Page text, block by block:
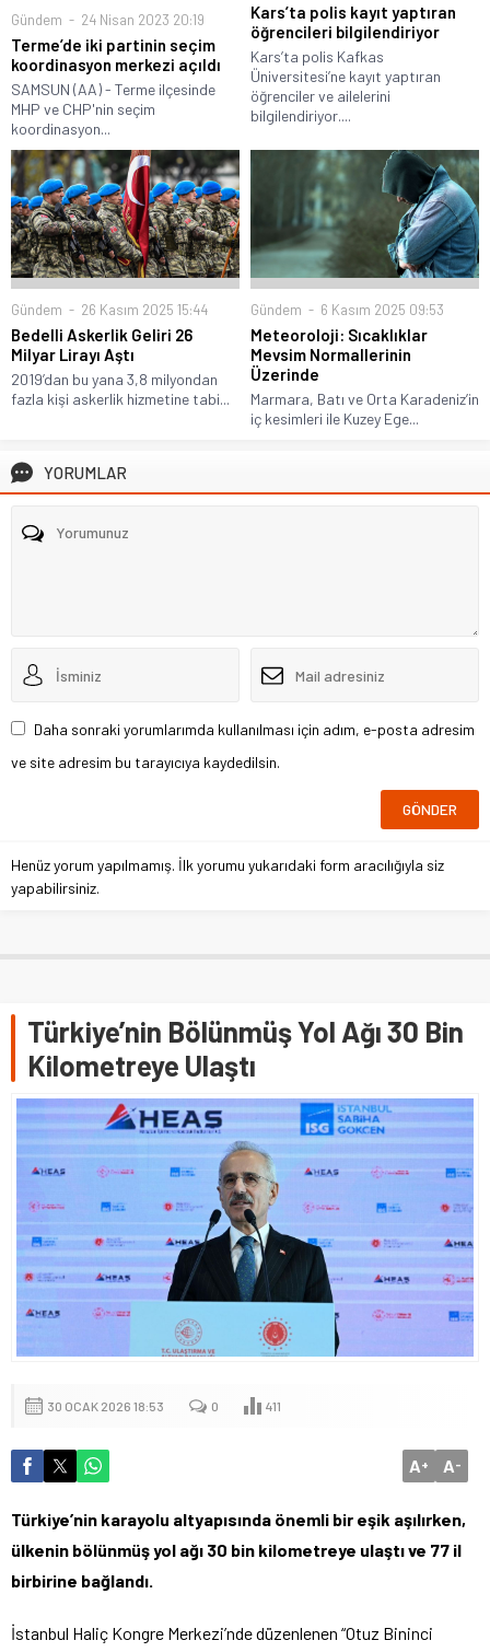
Gündem 24 Nisan 2023 20:19
Terme’de iki partinin seçim
koordinasyon merkezi açıldı
SAMSUN (AA) - Terme ilçesinde
MHP ve CHP'nin seçim
koordinasyon...
Kars’ta polis kayıt yaptıran
öğrencileri bilgilendiriyor
Kars’ta polis Kafkas
Üniversitesi’ne kayıt yaptıran
öğrenciler ve ailelerini
bilgilendiriyor....
Gündem 26 Kasım 2025 15:44
Bedelli Askerlik Geliri 26
Milyar Lirayı Aştı
2019’dan bu yana 3,8 milyondan
fazla kişi askerlik hizmetine tabi...
Gündem 6 Kasım 2025 09:53
Meteoroloji: Sıcaklıklar
Mevsim Normallerinin
Üzerinde
Marmara, Batı ve Orta Karadeniz’in
iç kesimleri ile Kuzey Ege...
YORUMLAR
Daha sonraki yorumlarımda kullanılması için adım, e-posta adresim
ve site adresim bu tarayıcıya kaydedilsin.
Henüz yorum yapılmamış. İlk yorumu yukarıdaki form aracılığıyla siz
yapabilirsiniz.
Türkiye’nin Bölünmüş Yol Ağı 30 Bin
Kilometreye Ulaştı
30 OCAK 2026 18:53 0 411
A+ A-
Türkiye’nin karayolu altyapısında önemli bir eşik aşılırken,
ülkenin bölünmüş yol ağı 30 bin kilometreye ulaştı ve 77 il
birbirine bağlandı.
İstanbul Haliç Kongre Merkezi’nde düzenlenen “Otuz Bininci